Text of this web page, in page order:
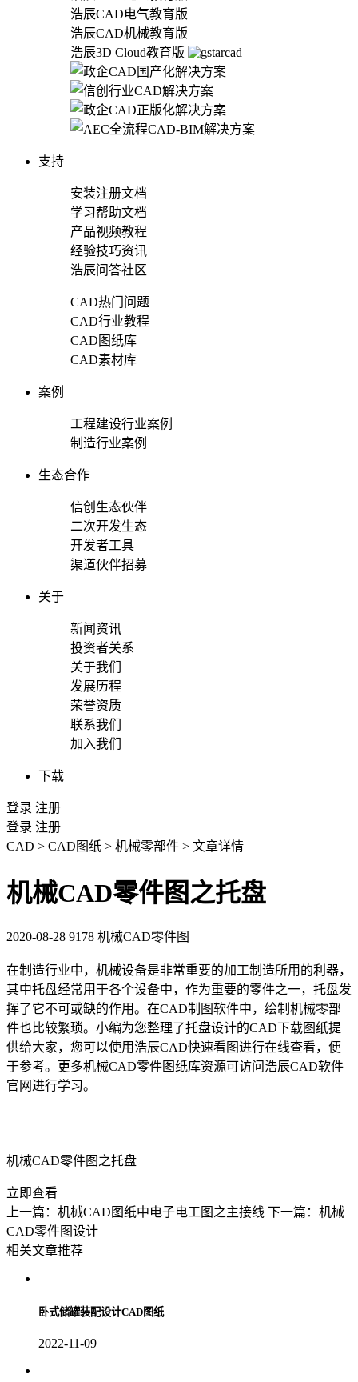
浩辰CAD电气教育版
浩辰CAD机械教育版
浩辰3D Cloud教育版
支持
安装注册文档
学习帮助文档
产品视频教程
经验技巧资讯
浩辰问答社区
CAD热门问题
CAD行业教程
CAD图纸库
CAD素材库
案例
工程建设行业案例
制造行业案例
生态合作
信创生态伙伴
二次开发生态
开发者工具
渠道伙伴招募
关于
新闻资讯
投资者关系
关于我们
发展历程
荣誉资质
联系我们
加入我们
下载
登录 注册
登录 注册
CAD > CAD图纸 > 机械零部件 > 文章详情
机械CAD零件图之托盘
2020-08-28 9178 机械CAD零件图
在制造行业中，机械设备是非常重要的加工制造所用的利器，
其中托盘经常用于各个设备中，作为重要的零件之一，托盘发
挥了它不可或缺的作用。在CAD制图软件中，绘制机械零部
件也比较繁琐。小编为您整理了托盘设计的CAD下载图纸提
供给大家，您可以使用浩辰CAD快速看图进行在线查看，便
于参考。更多机械CAD零件图纸库资源可访问浩辰CAD软件
官网进行学习。
机械CAD零件图之托盘
立即查看
上一篇：机械CAD图纸中电子电工图之主接线 下一篇：机械
CAD零件图设计
相关文章推荐
卧式储罐装配设计CAD图纸
2022-11-09